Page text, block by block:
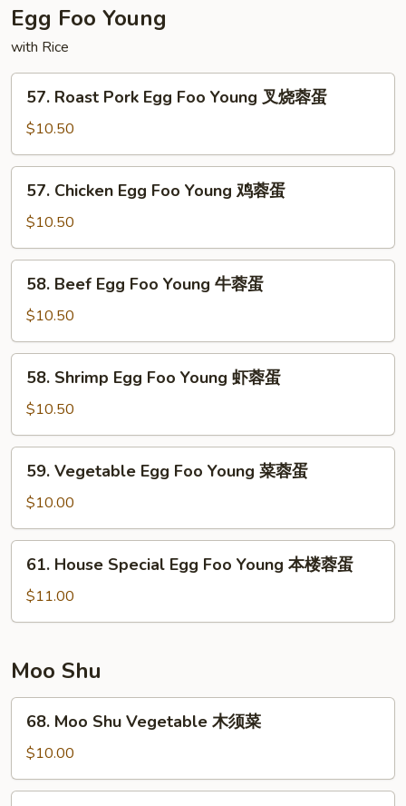
米
粉
Egg Foo Young
with Rice
Roast
Pork
Egg
Foo
Young
蓉
57. Roast Pork Egg Foo Young 叉烧蓉蛋
$10.50
Chicken
Egg
Foo
Young
57. Chicken Egg Foo Young 鸡蓉蛋
$10.50
Beef
Egg
Foo
Young
58. Beef Egg Foo Young 牛蓉蛋
$10.50
Shrimp
Egg
Foo
Young
58. Shrimp Egg Foo Young 虾蓉蛋
$10.50
Vegetable
Egg
Foo
Young
59. Vegetable Egg Foo Young 菜蓉蛋
$10.00
House
Special
Egg
Young
本
楼
61. House Special Egg Foo Young 本楼蓉蛋
$11.00
Moo Shu
Moo
Shu
Vegetable
木
68. Moo Shu Vegetable 木须菜
$10.00